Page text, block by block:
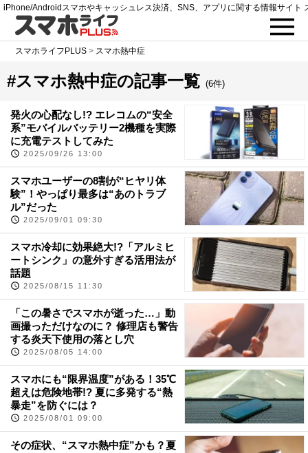
iPhone/Androidスマホやキャッシュレス決済、SNS、アプリに関する情報サイト
スマホライフPLUS > スマホ熱中症
#スマホ熱中症の記事一覧 (6件)
発火の心配なし!? エレコムの“安全
系”モバイルバッテリー2機種を実際
に充電テストしてみた
2025/09/26 13:00
スマホユーザーの8割が“ヒヤリ体
験”！やっぱり最多は“あのトラブ
ル”だった
2025/09/01 09:30
スマホ冷却に効果絶大!?「アルミヒ
ートシンク」の意外すぎる活用法が
話題
2025/08/15 11:30
「この暑さでスマホが逝った…」動
画撮っただけなのに？ 修理店も警告
する炎天下使用の落とし穴
2025/08/05 14:00
スマホにも“限界温度”がある！35℃
超えは危険地帯!? 夏に多発する“熱
暴走”を防ぐには？
2025/08/01 09:00
その症状、“スマホ熱中症”かも？夏